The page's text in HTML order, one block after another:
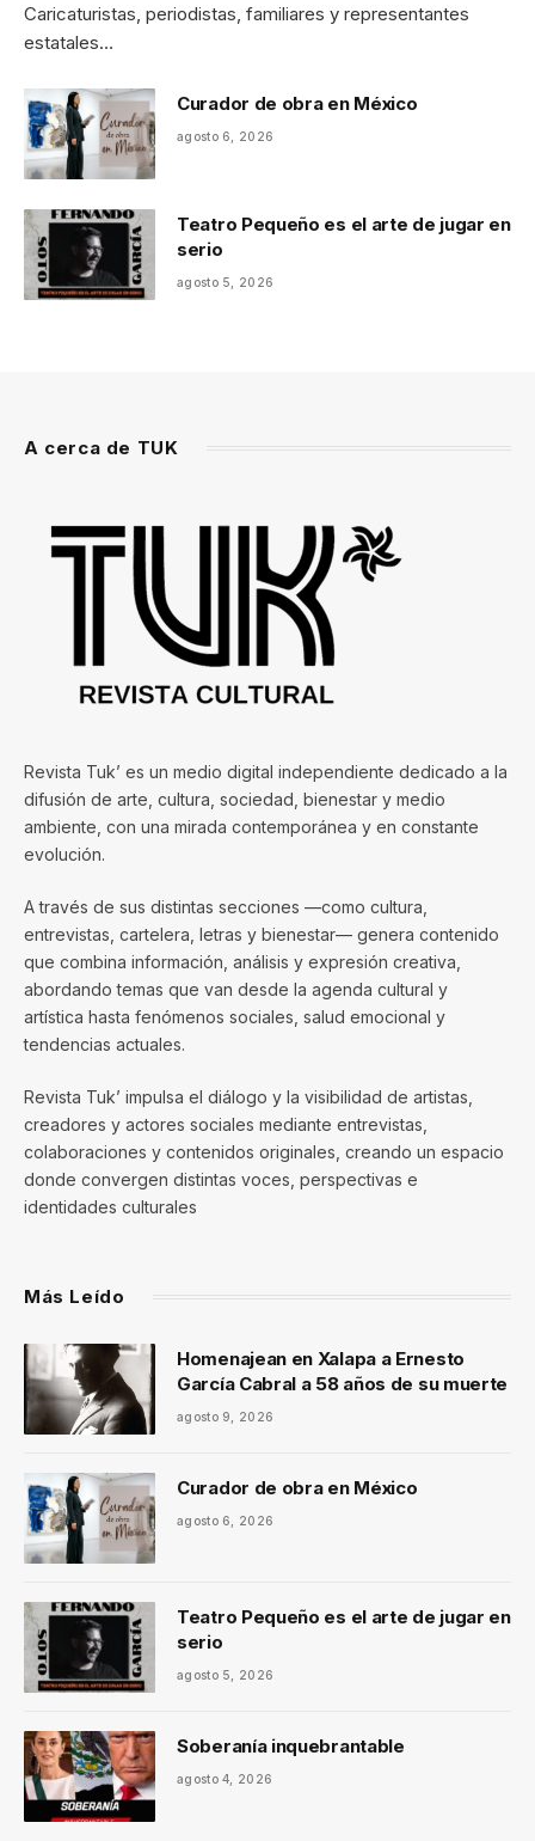
Caricaturistas, periodistas, familiares y representantes
estatales…
Curador de obra en México
agosto 6, 2026
Teatro Pequeño es el arte de jugar en
serio
agosto 5, 2026
A cerca de TUK
Revista Tuk’ es un medio digital independiente dedicado a la
difusión de arte, cultura, sociedad, bienestar y medio
ambiente, con una mirada contemporánea y en constante
evolución.
A través de sus distintas secciones —como cultura,
entrevistas, cartelera, letras y bienestar— genera contenido
que combina información, análisis y expresión creativa,
abordando temas que van desde la agenda cultural y
artística hasta fenómenos sociales, salud emocional y
tendencias actuales.
Revista Tuk’ impulsa el diálogo y la visibilidad de artistas,
creadores y actores sociales mediante entrevistas,
colaboraciones y contenidos originales, creando un espacio
donde convergen distintas voces, perspectivas e
identidades culturales
Más Leído
Homenajean en Xalapa a Ernesto
García Cabral a 58 años de su muerte
agosto 9, 2026
Curador de obra en México
agosto 6, 2026
Teatro Pequeño es el arte de jugar en
serio
agosto 5, 2026
Soberanía inquebrantable
agosto 4, 2026